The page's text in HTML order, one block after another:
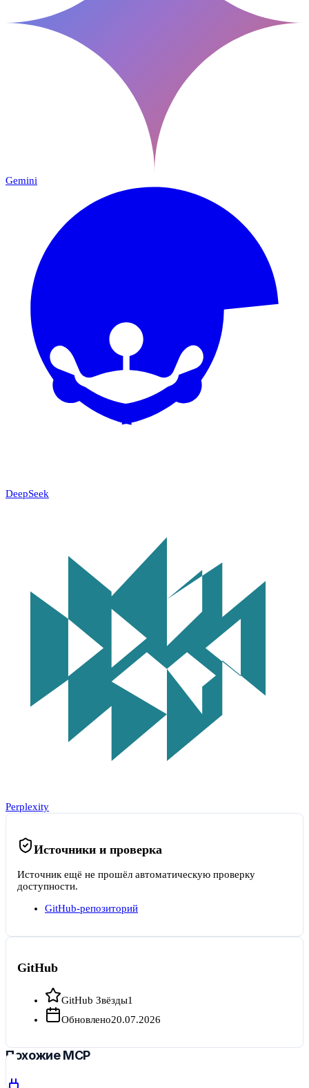
Gemini
DeepSeek
Perplexity
Источники и проверка
Источник ещё не прошёл автоматическую проверку
доступности.
GitHub-репозиторий
GitHub
GitHub Звёзды1
Обновлено20.07.2026
Похожие MCP